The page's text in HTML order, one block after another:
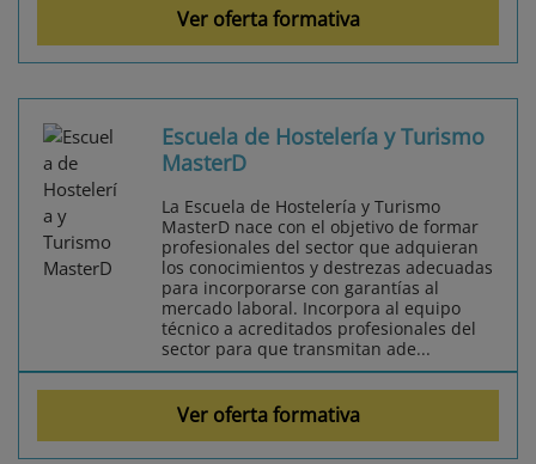
Ver oferta formativa
Escuela de Hostelería y Turismo
MasterD
La Escuela de Hostelería y Turismo
MasterD nace con el objetivo de formar
profesionales del sector que adquieran
los conocimientos y destrezas adecuadas
para incorporarse con garantías al
mercado laboral. Incorpora al equipo
técnico a acreditados profesionales del
sector para que transmitan ade...
Ver oferta formativa